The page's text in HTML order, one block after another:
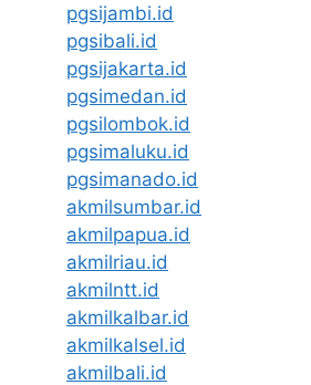
pgsijambi.id
pgsibali.id
pgsijakarta.id
pgsimedan.id
pgsilombok.id
pgsimaluku.id
pgsimanado.id
akmilsumbar.id
akmilpapua.id
akmilriau.id
akmilntt.id
akmilkalbar.id
akmilkalsel.id
akmilbali.id